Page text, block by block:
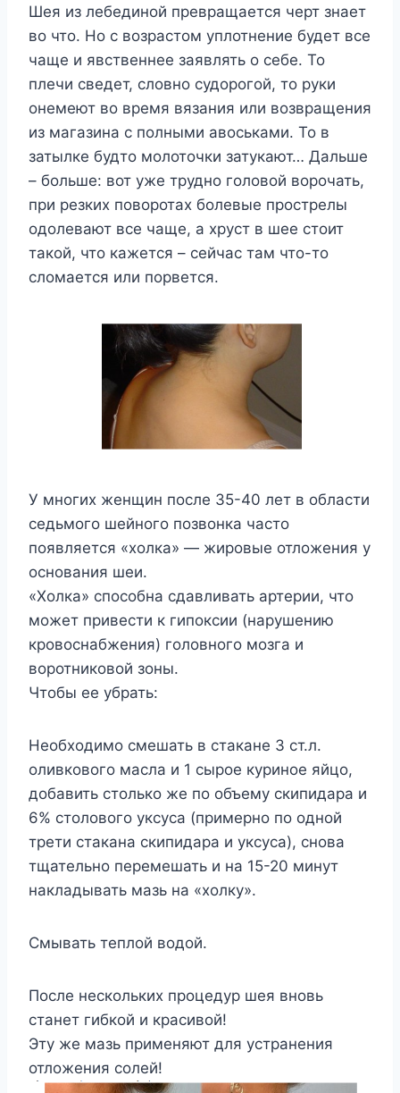
Шея из лебединой превращается черт знает
во что. Но с возрастом уплотнение будет все
чаще и явственнее заявлять о себе. То
плечи сведет, словно судорогой, то руки
онемеют во время вязания или возвращения
из магазина с полными авоськами. То в
затылке будто молоточки затукают… Дальше
– больше: вот уже трудно головой ворочать,
при резких поворотах болевые прострелы
одолевают все чаще, а хруст в шее стоит
такой, что кажется – сейчас там что-то
сломается или порвется.
У многих женщин после 35-40 лет в области
седьмого шейного позвонка часто
появляется «холка» — жировые отложения у
основания шеи.
«Холка» способна сдавливать артерии, что
может привести к гипоксии (нарушению
кровоснабжения) головного мозга и
воротниковой зоны.
Чтобы ее убрать:
Необходимо смешать в стакане 3 ст.л.
оливкового масла и 1 сырое куриное яйцо,
добавить столько же по объему скипидара и
6% столового уксуса (примерно по одной
трети стакана скипидара и уксуса), снова
тщательно перемешать и на 15-20 минут
накладывать мазь на «холку».
Смывать теплой водой.
После нескольких процедур шея вновь
станет гибкой и красивой!
Эту же мазь применяют для устранения
отложения солей!